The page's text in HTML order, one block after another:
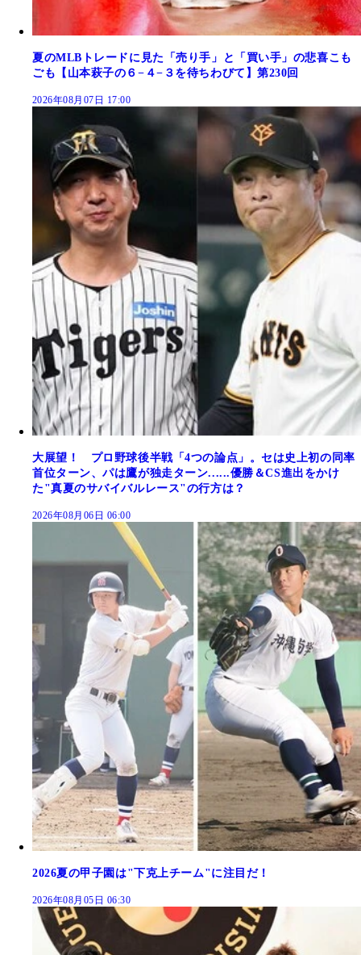
夏のMLBトレードに見た「売り手」と「買い手」の悲喜こも
ごも【山本萩子の６−４−３を待ちわびて】第230回
2026年08月07日 17:00
大展望！ プロ野球後半戦「4つの論点」。セは史上初の同率
首位ターン、パは鷹が独走ターン......優勝＆CS進出をかけ
た"真夏のサバイバルレース"の行方は？
2026年08月06日 06:00
2026夏の甲子園は"下克上チーム"に注目だ！
2026年08月05日 06:30